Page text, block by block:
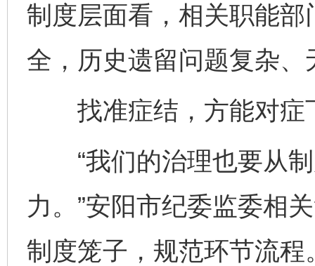
制度层面看，相关职能
全，历史遗留问题复杂、
找准症结，方能对症
“我们的治理也要从制
力。”安阳市纪委监委相
制度笼子，规范环节流